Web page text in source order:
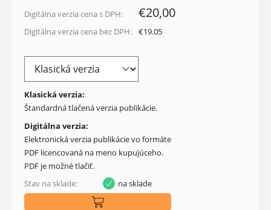
Digitálna verzia cena s DPH: €20,00
Digitálna verzia cena bez DPH: €19.05
Klasická verzia:
Štandardná tlačená verzia publikácie.
Digitálna verzia:
Elektronická verzia publikácie vo formáte
PDF licencovaná na meno kupujúceho.
PDF je možné tlačiť.
Stav na sklade: na sklade